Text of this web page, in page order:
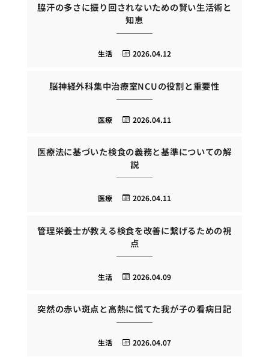
脇汗の多さに振り回されないための賢い生活術と
知恵
2026.04.12
生活
脳神経外科集中治療室NCUの役割と重要性
2026.04.11
医療
医療法に基づいた検食の義務と基準についての解
説
2026.04.11
医療
管理栄養士が教える検食を改善に繋げるための視
点
2026.04.09
生活
突然の赤い斑点と高熱に慌てた我が子の看病日記
2026.04.07
生活